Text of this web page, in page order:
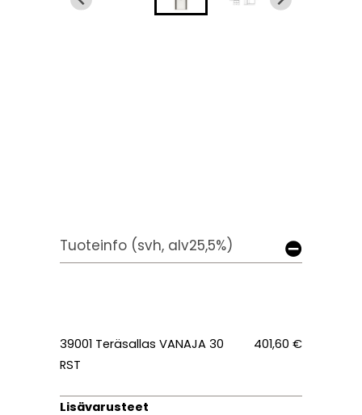
Tuoteinfo (svh, alv25,5%)
39001 Teräsallas VANAJA 30
RST
401,60 €
Lisävarusteet